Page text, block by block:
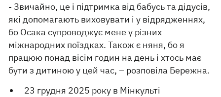
- Звичайно, це і підтримка від бабусь та дідусів,
які допомагають виховувати і у відрядженнях,
бо Осака супроводжує мене у різних
міжнародних поїздках. Також є няня, бо я
працюю понад вісім годин на день і хтось має
бути з дитиною у цей час, – розповіла Бережна.
23 грудня 2025 року в Мінкульті